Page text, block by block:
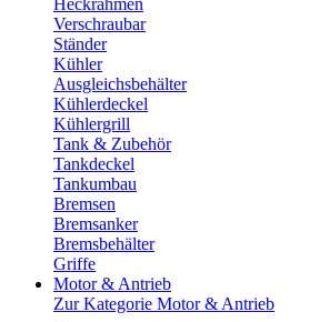
Heckrahmen
Verschraubar
Ständer
Kühler
Ausgleichsbehälter
Kühlerdeckel
Kühlergrill
Tank & Zubehör
Tankdeckel
Tankumbau
Bremsen
Bremsanker
Bremsbehälter
Griffe
Motor & Antrieb
Zur Kategorie Motor & Antrieb